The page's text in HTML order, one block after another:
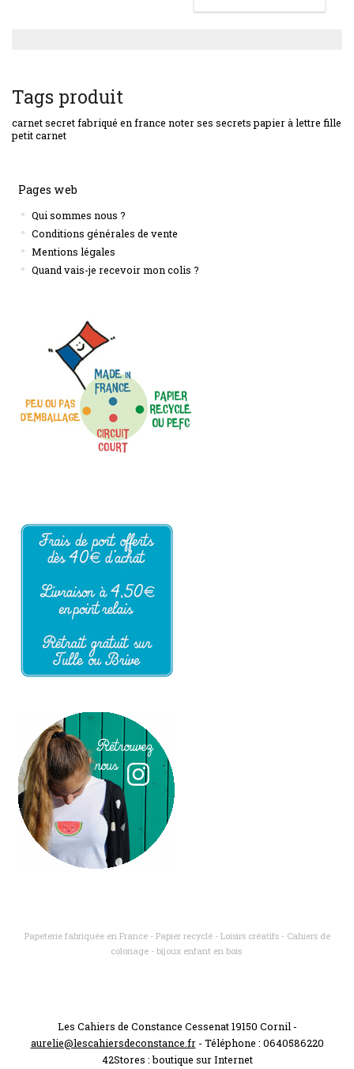
Tags produit
carnet secretfabriqué en france noter ses secrets papier à lettre fille
petit carnet
Pages web
Qui sommes nous ?
Conditions générales de vente
Mentions légales
Quand vais-je recevoir mon colis ?
Papeterie fabriquée en France - Papier recyclé - Loisirs créatifs - Cahiers de
coloriage - bijoux enfant en bois
Les Cahiers de Constance Cessenat 19150 Cornil -
aurelie@lescahiersdeconstance.fr- Téléphone : 0640586220
42Stores :boutique sur Internet